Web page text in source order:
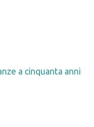
a cinquanta anni